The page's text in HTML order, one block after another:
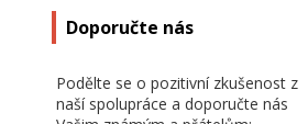
Doporučte nás
Podělte se o pozitivní zkušenost z
naší spolupráce a doporučte nás